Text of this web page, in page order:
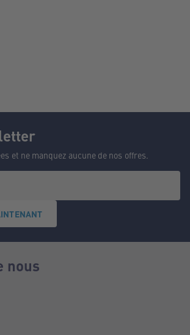
et ne manquez aucune de nos offres.
nous